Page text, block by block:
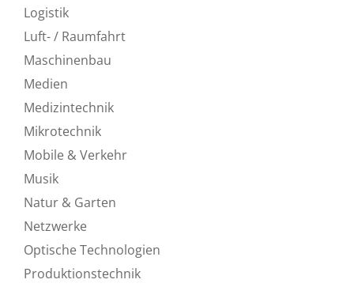
Logistik
Luft- / Raumfahrt
Maschinenbau
Medien
Medizintechnik
Mikrotechnik
Mobile & Verkehr
Musik
Natur & Garten
Netzwerke
Optische Technologien
Produktionstechnik